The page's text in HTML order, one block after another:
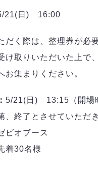
21(日) 16:00
だく際は、整理券が必
け取りいただいた上で
お集まりください。
5/21(日) 13:15（開場
、終了とさせていただ
ビオブース
着30名様